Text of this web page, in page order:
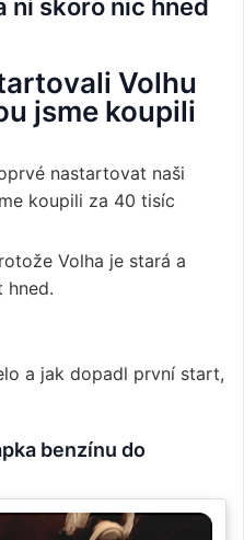
ní skoro nic hned
Volhu
jsme koupili
nastartovat naši
koupili za 40 tisíc
Volha je stará a
hned.
a jak dopadl první start,
benzínu do